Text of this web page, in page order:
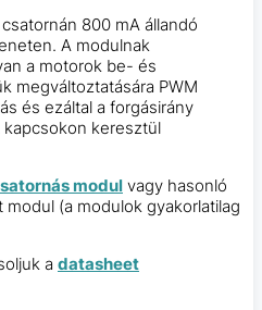
800 mA állandó
A modulnak
a motorok be- és
megváltoztatására PWM
és ezáltal a forgásirány
keresztül
modul vagy hasonló
modul (a modulok gyakorlatilag
a datasheet